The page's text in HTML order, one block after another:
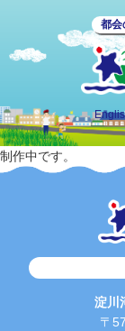
都会
制作中です。
淀川
〒